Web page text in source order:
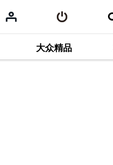
大众精品